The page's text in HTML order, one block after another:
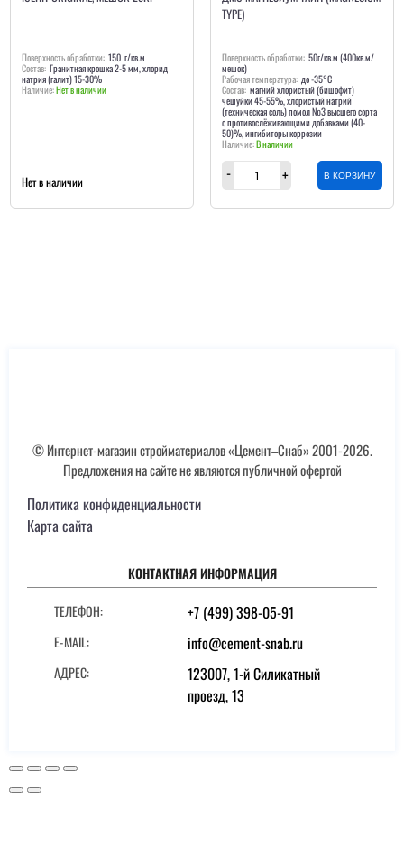
Поверхность обработки: 150 г/кв.м
Состав: Гранитная крошка 2-5 мм, хлорид
натрия (галит) 15-30%
Нет в наличии
Нет в наличии
TYPE)
Поверхность обработки: 50г/кв.м (400кв.м/
мешок)
Рабочая температура: до -35°С
Состав: магний хлористый (бишофит)
чешуйки 45-55%, хлористый натрий
(техническая соль) помол №3 высшего сорта
с противослёживающими добавками (40-
50)%, ингибиторы коррозии
В наличии
В КОРЗИНУ
© Интернет-магазин стройматериалов «Цемент–Снаб» 2001-2026.
Предложения на сайте не являются публичной офертой
Политика конфиденциальности
Карта сайта
КОНТАКТНАЯ ИНФОРМАЦИЯ
ТЕЛЕФОН:
+7 (499) 398-05-91
E-MAIL: info@cement-snab.ru
АДРЕС:
123007, 1-й Силикатный
проезд, 13